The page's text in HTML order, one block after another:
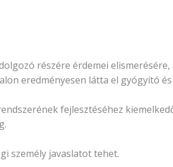
részére érdemei
eredményesen látta el gyógyító
fejlesztéséhez
személy javaslatot tehet.